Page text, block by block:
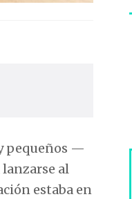
pequeños —
al
estaba en